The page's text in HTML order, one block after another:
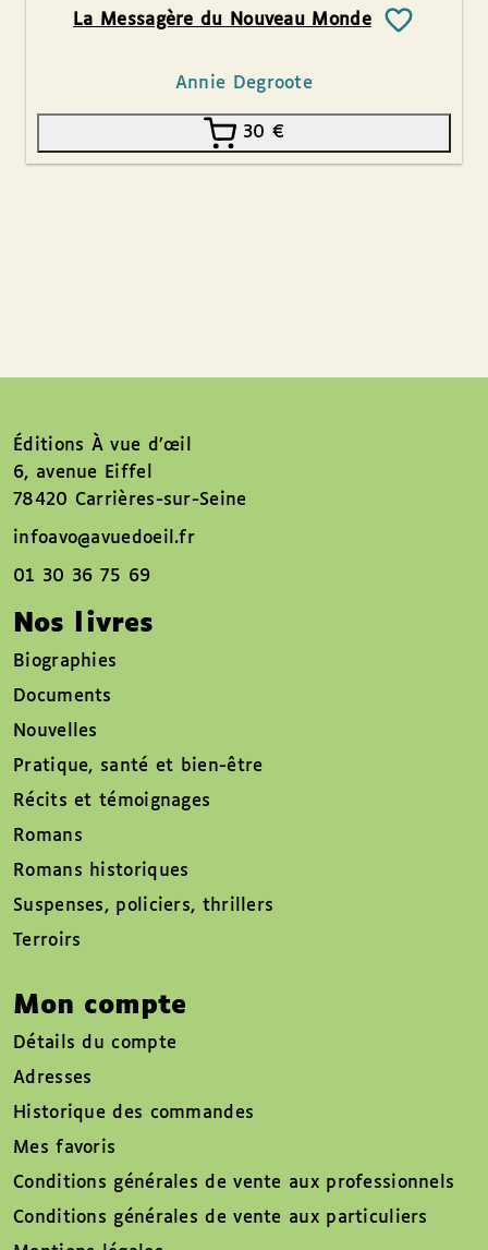
La Messagère du Nouveau Monde
Annie Degroote
30 €
Éditions À vue d’œil
6, avenue Eiffel
78420 Carrières-sur-Seine
infoavo@avuedoeil.fr
01 30 36 75 69
Nos livres
Biographies
Documents
Nouvelles
Pratique, santé et bien-être
Récits et témoignages
Romans
Romans historiques
Suspenses, policiers, thrillers
Terroirs
Mon compte
Détails du compte
Adresses
Historique des commandes
Mes favoris
Conditions générales de vente aux professionnels
Conditions générales de vente aux particuliers